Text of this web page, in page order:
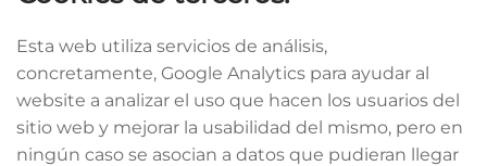
Esta web utiliza servicios de análisis,
concretamente, Google Analytics para ayudar al
website a analizar el uso que hacen los usuarios del
sitio web y mejorar la usabilidad del mismo, pero en
ningún caso se asocian a datos que pudieran llegar